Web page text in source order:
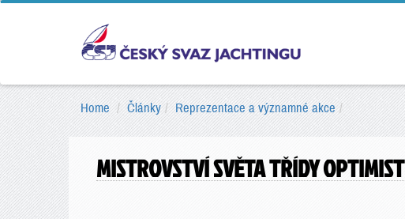
Home Články Reprezentace a významné akce
MISTROVSTVÍ SVĚTA TŘÍDY OPTIMIST